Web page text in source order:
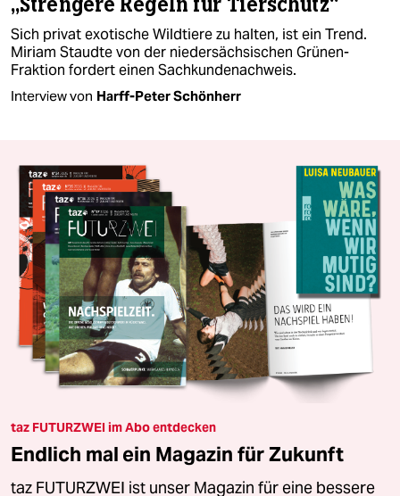
„Strengere Regeln für Tierschutz“
Sich privat exotische Wildtiere zu halten, ist ein Trend.
Miriam Staudte von der niedersächsischen Grünen-
Fraktion fordert einen Sachkundenachweis.
Interview von Harff-Peter Schönherr
taz FUTURZWEI im Abo entdecken
Endlich mal ein Magazin für Zukunft
taz FUTURZWEI ist unser Magazin für eine bessere